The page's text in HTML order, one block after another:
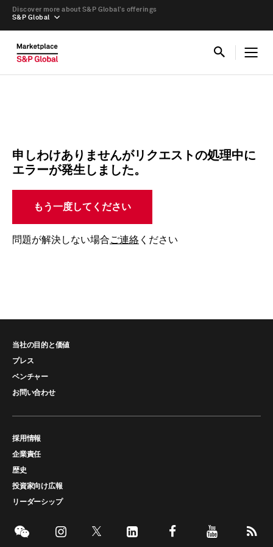
S&P Global
Discover more about S&P Global’s offerings
申しわけありませんがリクエストの処理中に
エラーが発生しました。
もう一度してください
問題が解決しない場合ご連絡 ください
当社の目的と価値
プレス
ベンチャー
お問い合わせ
採用情報
企業責任
歴史
投資家向け広報
リーダーシップ